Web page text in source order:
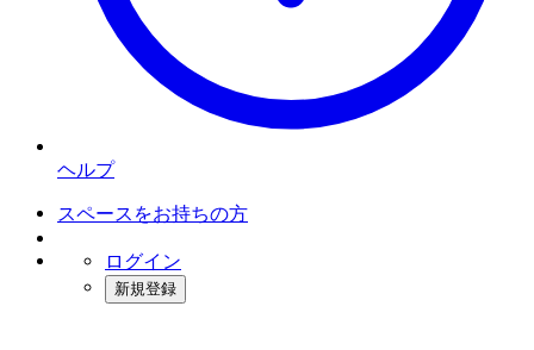
ヘルプ
スペースをお持ちの方
ログイン
新規登録